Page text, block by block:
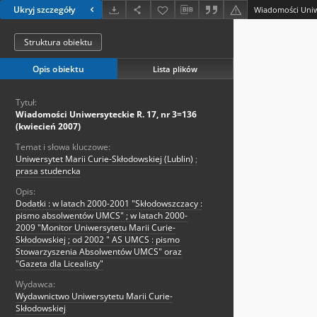
Ukryj szczegóły
Struktura obiektu
Opis obiektu Lista plików
Tytuł:
Wiadomości Uniwersyteckie R. 17, nr 3=136
(kwiecień 2007)
Temat i słowa kluczowe:
Uniwersytet Marii Curie-Skłodowskiej (Lublin) ;
prasa studencka
Opis:
Dodatki : w latach 2000-2001 "Skłodowszczacy :
pismo absolwentów UMCS" ; w latach 2000-
2009 "Monitor Uniwersytetu Marii Curie-
Skłodowskiej ; od 2002 " AS UMCS : pismo
Stowarzyszenia Absolwentów UMCS" oraz
"Gazeta dla Licealisty"
Wydawca:
Wydawnictwo Uniwersytetu Marii Curie-
Skłodowskiej